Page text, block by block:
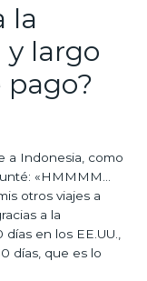
la
y largo
pago?
a Indonesia, como
«HMMMM…
otros viajes a
a la
en los EE.UU.,
días, que es lo